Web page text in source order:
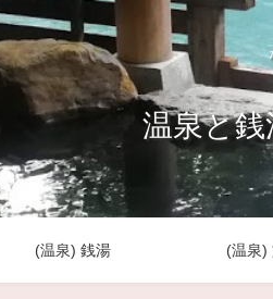
温泉と
(温泉) 銭湯 (温泉)